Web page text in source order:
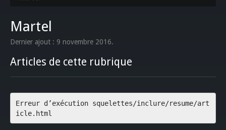
Martel
Dernier ajout : 9 novembre 2016.
Articles de cette rubrique
Erreur d’exécution squelettes/inclure/resume/art
icle.html